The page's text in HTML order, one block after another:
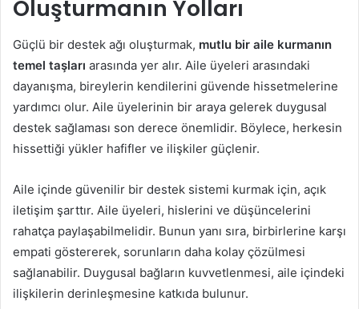
Oluşturmanın Yolları
Güçlü bir destek ağı oluşturmak, mutlu bir aile kurmanın
temel taşları arasında yer alır. Aile üyeleri arasındaki
dayanışma, bireylerin kendilerini güvende hissetmelerine
yardımcı olur. Aile üyelerinin bir araya gelerek duygusal
destek sağlaması son derece önemlidir. Böylece, herkesin
hissettiği yükler hafifler ve ilişkiler güçlenir.
Aile içinde güvenilir bir destek sistemi kurmak için, açık
iletişim şarttır. Aile üyeleri, hislerini ve düşüncelerini
rahatça paylaşabilmelidir. Bunun yanı sıra, birbirlerine karşı
empati göstererek, sorunların daha kolay çözülmesi
sağlanabilir. Duygusal bağların kuvvetlenmesi, aile içindeki
ilişkilerin derinleşmesine katkıda bulunur.